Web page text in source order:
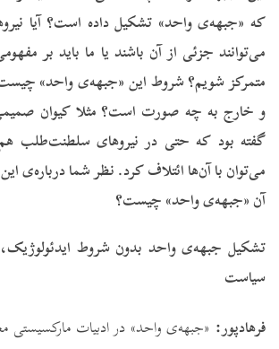
که «جبهه‌ی واحد» تشکیل داده است؟ آیا
می‌توانند جزئی از آن باشند یا ما باید بر
متمرکز شویم؟ شروط این «جبهه‌ی واحد»
و خارج به چه صورت است؟ مثلا کیوان
گفته بود که حتی در نیروهای سلطنت‌طلب
می‌توان با آن‌ها ائتلاف کرد. نظر شما درباره‌ی
آن «جبهه‌ی واحد» چیست؟
تشکیل جبهه‌ی واحد بدون شروط
سیاست
فرهادپور: «جبهه‌ی واحد» در ادبیات مارکسیستی